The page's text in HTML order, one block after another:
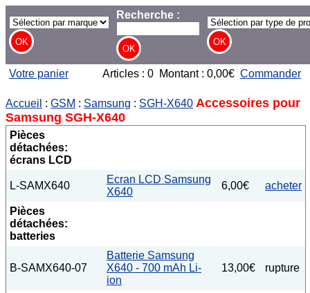
Recherche :
Votre panier Articles : 0 Montant : 0,00€ Commander
Accueil : GSM : Samsung : SGH-X640 Accessoires pour
Samsung SGH-X640
Pièces
détachées:
écrans LCD
L-SAMX640
Ecran LCD Samsung
X640
6,00€ acheter
Pièces
détachées:
batteries
B-SAMX640-07
Batterie Samsung
X640 - 700 mAh Li-
ion
13,00€ rupture